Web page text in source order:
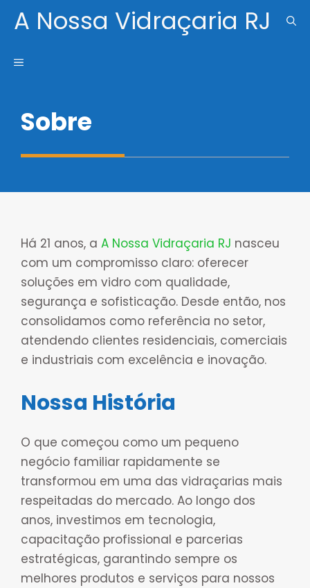
Pular
para
conteúdo
A Nossa Vidraçaria RJ
MENU
Sobre
Há 21 anos, a A Nossa Vidraçaria RJ nasceu
com um compromisso claro: oferecer
soluções em vidro com qualidade,
segurança e sofisticação. Desde então, nos
consolidamos como referência no setor,
atendendo clientes residenciais, comerciais
e industriais com excelência e inovação.
Nossa História
O que começou como um pequeno
negócio familiar rapidamente se
transformou em uma das vidraçarias mais
respeitadas do mercado. Ao longo dos
anos, investimos em tecnologia,
capacitação profissional e parcerias
estratégicas, garantindo sempre os
melhores produtos e serviços para nossos